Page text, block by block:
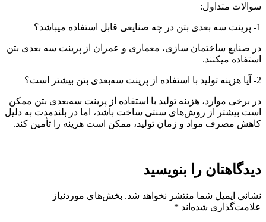
سوالات متداول:
1- پرینت سه بعدی بتن در چه صنایعی قابل استفاده میباشد؟
در صنایع ساختمان سازی، معماری و عمران از پرینت سه بعدی بتن
استفاده میکنند.
2- آیا هزینه تولید با استفاده از پرینت سه‌بعدی بتن بیشتر است؟
در برخی موارد، هزینه تولید با استفاده از پرینت سه‌بعدی بتن ممکن
است بیشتر از روش‌های سنتی ساخت باشد، اما در بلندمدت به دلیل
کاهش مصرف مواد و زمان تولید، ممکن است هزینه را تأمین کند.
دیدگاهتان را بنویسید
نشانی ایمیل شما منتشر نخواهد شد. بخش‌های موردنیاز
علامت‌گذاری شده‌اند *